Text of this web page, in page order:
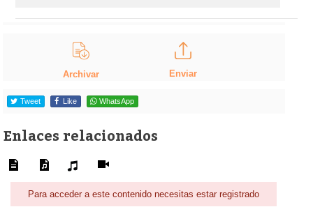
Archivar Enviar
Tweet Like WhatsApp
Enlaces relacionados
Para acceder a este contenido necesitas estar registrado